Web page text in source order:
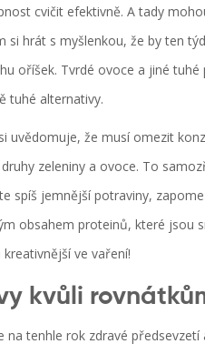
cvičit efektivně. A tady
si hrát s myšlenkou, že by ten
oříšek. Tvrdé ovoce a jiné
tuhé alternativy.
uvědomuje, že musí omezit
zeleniny a ovoce. To
spíš jemnější potraviny,
obsahem proteinů, které jsou
ve vaření!
kvůli
na tenhle rok zdravé